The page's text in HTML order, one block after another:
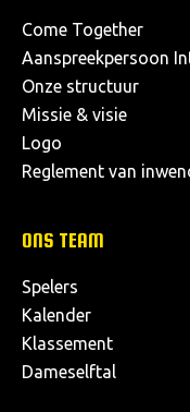
Come Together
Aanspreekpersoon
Onze structuur
Missie & visie
Logo
Reglement van
ONS TEAM
Spelers
Kalender
Klassement
Dameselftal